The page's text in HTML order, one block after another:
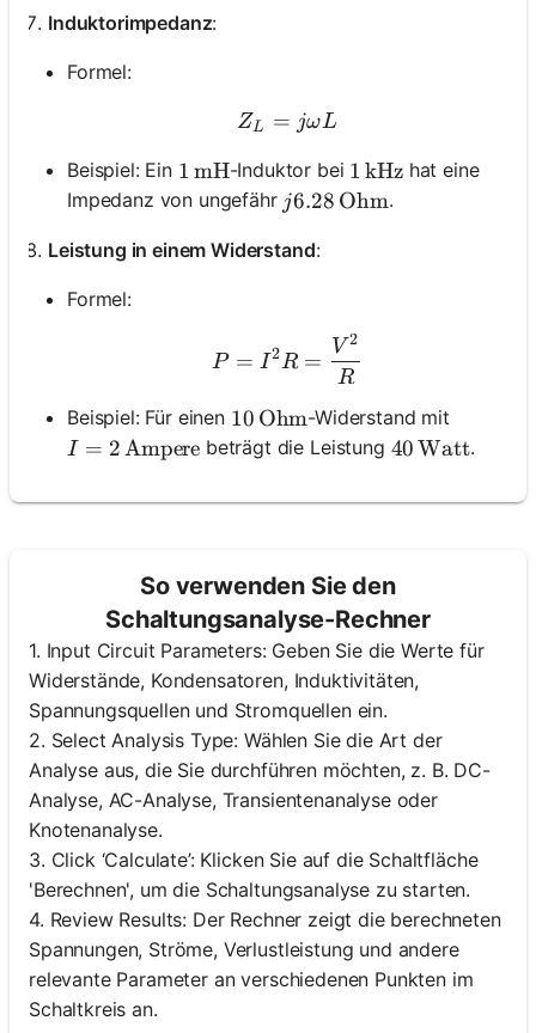
Induktorimpedanz:
Formel:
Z_L = j\omega L
ZL = jωL
Beispiel: Ein 1 \, \text{mH}
1 mH-Induktor bei 1 \, \text{kHz}
1 kHzhat eine
Impedanz von ungefähr j6.28 \, \text{Ohm}
j6.28 Ohm.
Leistung in einem Widerstand:
Formel:
P = I^2 R =
P = I2R =
R
V 2
Beispiel: Für einen 10 \, \text{Ohm}
10 Ohm-Widerstand mit
I = 2 \, \text{Ampere}
I = 2Ampere beträgt die Leistung 40 \,
40 Watt.
So verwenden Sie den
Schaltungsanalyse-Rechner
1. Input Circuit Parameters: Geben Sie die Werte für
Widerstände, Kondensatoren, Induktivitäten,
Spannungsquellen und Stromquellen ein.
2. Select Analysis Type: Wählen Sie die Art der
Analyse aus, die Sie durchführen möchten, z. B. DC-
Analyse, AC-Analyse, Transientenanalyse oder
Knotenanalyse.
3. Click ‘Calculate’: Klicken Sie auf die Schaltfläche
'Berechnen', um die Schaltungsanalyse zu starten.
4. Review Results: Der Rechner zeigt die berechneten
Spannungen, Ströme, Verlustleistung und andere
relevante Parameter an verschiedenen Punkten im
Schaltkreis an.